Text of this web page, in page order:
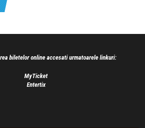
biletelor online accesati urmatoarele linkuri:
MyTicket
Entertix